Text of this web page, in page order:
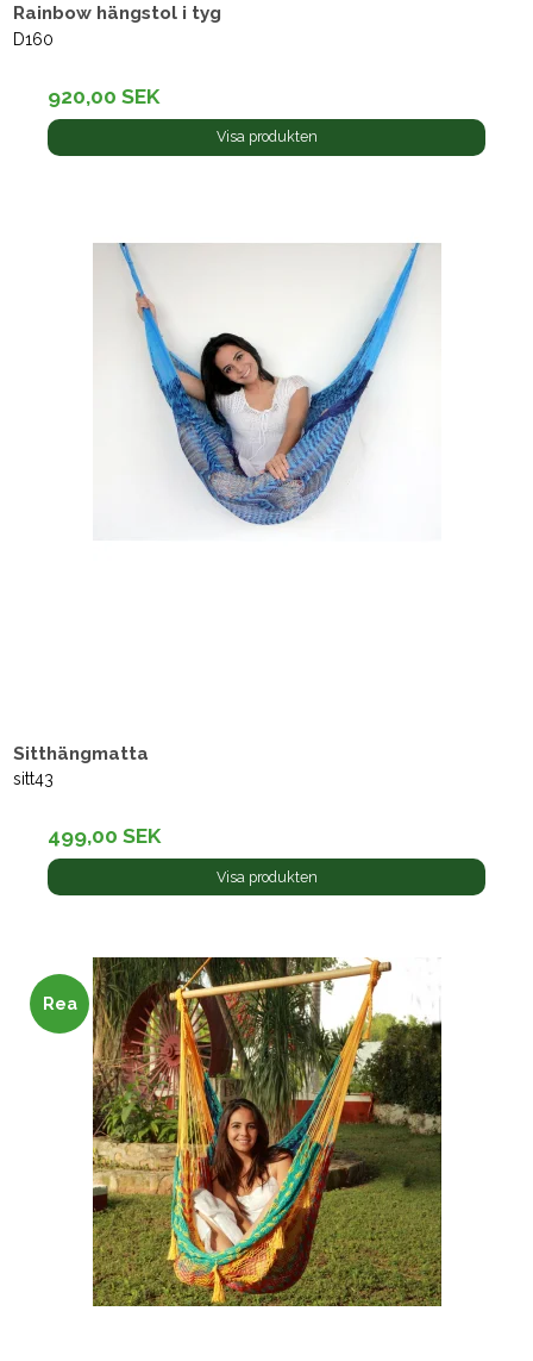
Rainbow hängstol i tyg
D160
920,00 SEK
Visa produkten
Sitthängmatta
sitt43
499,00 SEK
Visa produkten
Rea